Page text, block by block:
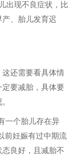
出现不良症状，比
、胎儿发育迟
还需要看具体情
要减胎，具体要
一个胎儿存在异
前妊娠有过中期流
良好，且减胎不